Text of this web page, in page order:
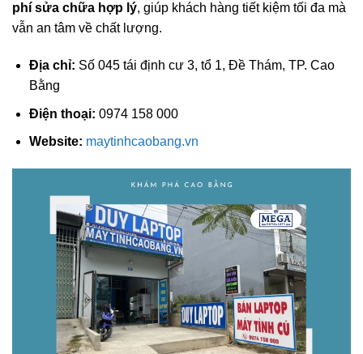
phí sửa chữa hợp lý, giúp khách hàng tiết kiệm tối đa mà
vẫn an tâm về chất lượng.
Địa chỉ: Số 045 tái định cư 3, tổ 1, Đề Thám, TP. Cao
Bằng
Điện thoại: 0974 158 000
Website: maytinhcaobang.vn